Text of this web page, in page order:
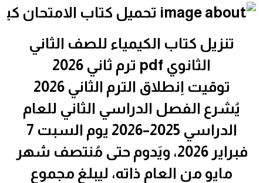
تنزيل كتاب الكيمياء للصف الثاني
الثانوي pdf ترم ثاني 2026
توقيت اِنطلاق الترم الثاني 2026
يُشرع الفصل الدراسي الثاني للعام
الدراسي 2025–2026 يوم السبت 7
فبراير 2026، ويَدوم حتى مُنتصف شهر
مايو من العام ذاته، ليبلغ مجموع